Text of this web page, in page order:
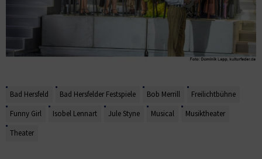
Bad Hersfeld Bad Hersfelder Festspiele Bob Merrill
Freilichtbühne
Funny Girl
Isobel Lennart Jule Styne Musical
Musiktheater
Theater